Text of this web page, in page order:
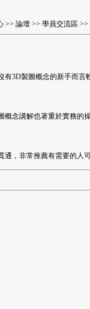
>> 論壇 >> 學員交流區 >>
有3D製圖概念的新手而言
概念講解也著重於實務的
通，非常推薦有需要的人